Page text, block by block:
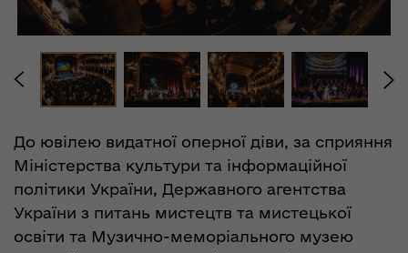
До ювілею видатної оперної діви, за сприяння
Міністерства культури та інформаційної
політики України, Державного агентства
України з питань мистецтв та мистецької
освіти та Музично-меморіального музею